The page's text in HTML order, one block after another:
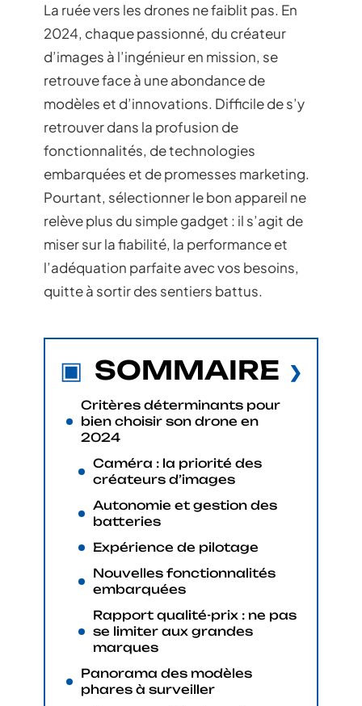
La ruée vers les drones ne faiblit pas. En
2024, chaque passionné, du créateur
d’images à l’ingénieur en mission, se
retrouve face à une abondance de
modèles et d’innovations. Difficile de s’y
retrouver dans la profusion de
fonctionnalités, de technologies
embarquées et de promesses marketing.
Pourtant, sélectionner le bon appareil ne
relève plus du simple gadget : il s’agit de
miser sur la fiabilité, la performance et
l’adéquation parfaite avec vos besoins,
quitte à sortir des sentiers battus.
SOMMAIRE
Critères déterminants pour
bien choisir son drone en
2024
Caméra : la priorité des
créateurs d’images
Autonomie et gestion des
batteries
Expérience de pilotage
Nouvelles fonctionnalités
embarquées
Rapport qualité-prix : ne pas
se limiter aux grandes
marques
Panorama des modèles
phares à surveiller